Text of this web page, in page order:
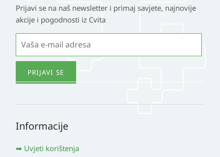
Prijavi se na naš newsletter i primaj savjete, najnovije
akcije i pogodnosti iz Cvita
Informacije
Uvjeti korištenja